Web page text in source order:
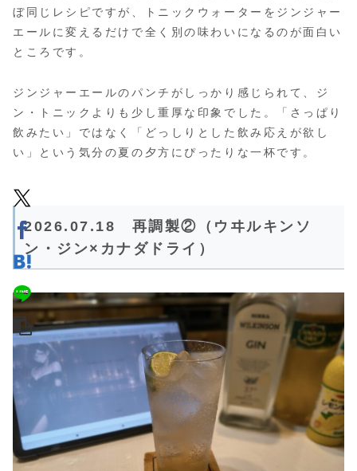
ぼ同じレシピですが、トニックウォーターをジンジャー
エールに変えるだけで全く別の味わいになるのが面白い
ところです。
ジンジャーエールのパンチがしっかり感じられて、ジ
ン・トニックよりも少し重厚な印象でした。「さっぱり
飲みたい」ではなく「どっしりとした飲み応えが欲し
い」という気分の夏の夕方にぴったりな一杯です。
2026.07.18 再調製②（ウヰルキンソ
ン・ジン×カナダドライ）